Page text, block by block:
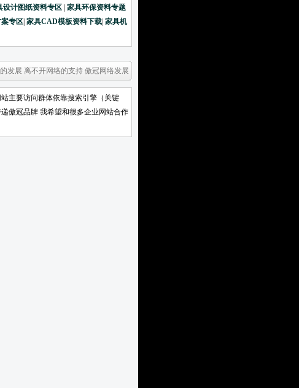
设计图纸资料专区 家具环保资料专题
专区 家具CAD模板资料下载 家具机
发展 离不开网络的支持 傲冠网络发展
主要访问群体依靠搜索引擎（关键
傲冠品牌 我希望和很多企业网站合作